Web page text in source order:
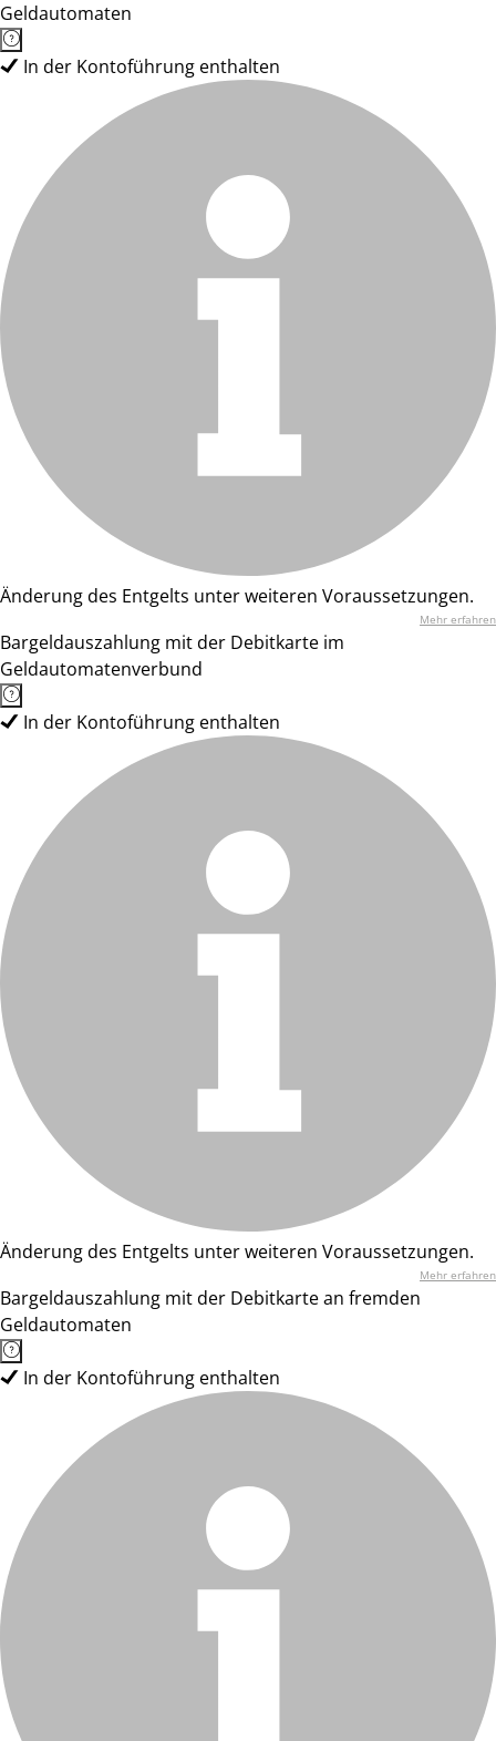
Geldautomaten
In der Kontoführung enthalten
Änderung des Entgelts unter weiteren Voraussetzungen.
Mehr erfahren
Bargeldauszahlung mit der Debitkarte im
Geldautomatenverbund
In der Kontoführung enthalten
Änderung des Entgelts unter weiteren Voraussetzungen.
Mehr erfahren
Bargeldauszahlung mit der Debitkarte an fremden
Geldautomaten
In der Kontoführung enthalten